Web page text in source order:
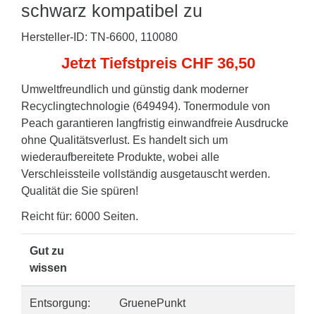
schwarz kompatibel zu
Hersteller-ID: TN-6600, 110080
Jetzt Tiefstpreis CHF 36,50
Umweltfreundlich und günstig dank moderner
Recyclingtechnologie (649494). Tonermodule von
Peach garantieren langfristig einwandfreie Ausdrucke
ohne Qualitätsverlust. Es handelt sich um
wiederaufbereitete Produkte, wobei alle
Verschleissteile vollständig ausgetauscht werden.
Qualität die Sie spüren!
Reicht für: 6000 Seiten.
Gut zu
wissen
Entsorgung: GruenePunkt